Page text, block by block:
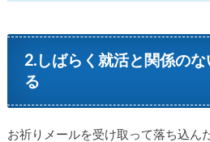
2.しばらく就活と関係の
る
お祈りメールを受け取って落ち込ん